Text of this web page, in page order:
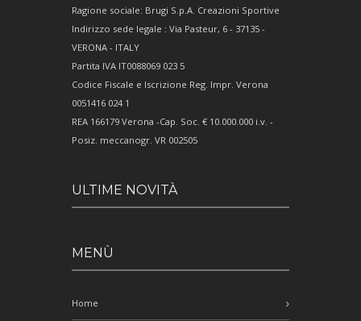
Ragione sociale: Brugi S.p.A. Creazioni Sportive
Indirizzo sede legale : Via Pasteur, 6 - 37135 -
VERONA - ITALY
Partita IVA IT0088069 023 5
Codice Fiscale e Iscrizione Reg. Impr. Verona
0051416 024 1
REA 166179 Verona -Cap. Soc. € 10.000.000 i.v. -
Posiz. meccanogr. VR 002505
ULTIME NOVITÀ
MENÙ
Home